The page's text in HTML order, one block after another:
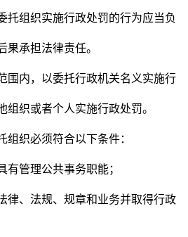
组织实施行政处罚的行为应当负
承担法律责任。
内，以委托行政机关名义实施行
织或者个人实施行政处罚。
必须符合以下条件：
管理公共事务职能；
、法规、规章和业务并取得行政